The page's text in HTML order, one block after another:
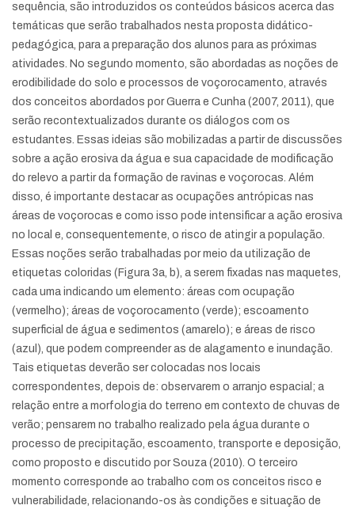
sequência, são introduzidos os conteúdos básicos acerca das
temáticas que serão trabalhados nesta proposta didático-
pedagógica, para a preparação dos alunos para as próximas
atividades. No segundo momento, são abordadas as noções de
erodibilidade do solo e processos de voçorocamento, através
dos conceitos abordados por Guerra e Cunha (2007, 2011), que
serão recontextualizados durante os diálogos com os
estudantes. Essas ideias são mobilizadas a partir de discussões
sobre a ação erosiva da água e sua capacidade de modificação
do relevo a partir da formação de ravinas e voçorocas. Além
disso, é importante destacar as ocupações antrópicas nas
áreas de voçorocas e como isso pode intensificar a ação erosiva
no local e, consequentemente, o risco de atingir a população.
Essas noções serão trabalhadas por meio da utilização de
etiquetas coloridas (Figura 3a, b), a serem fixadas nas maquetes,
cada uma indicando um elemento: áreas com ocupação
(vermelho); áreas de voçorocamento (verde); escoamento
superficial de água e sedimentos (amarelo); e áreas de risco
(azul), que podem compreender as de alagamento e inundação.
Tais etiquetas deverão ser colocadas nos locais
correspondentes, depois de: observarem o arranjo espacial; a
relação entre a morfologia do terreno em contexto de chuvas de
verão; pensarem no trabalho realizado pela água durante o
processo de precipitação, escoamento, transporte e deposição,
como proposto e discutido por Souza (2010). O terceiro
momento corresponde ao trabalho com os conceitos risco e
vulnerabilidade, relacionando-os às condições e situação de